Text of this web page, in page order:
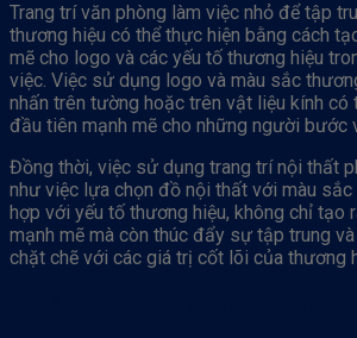
Trang trí văn phòng làm việc nhỏ để tập
thương hiệu có thể thực hiện bằng cách
mẽ cho logo và các yếu tố thương hiệu
việc. Việc sử dụng logo và màu sắc
nhấn trên tường hoặc trên vật liệu kính có
đầu tiên mạnh mẽ cho những người bước
Đồng thời, việc sử dụng trang trí nội thất
như việc lựa chọn đồ nội thất với màu sắc
hợp với yếu tố thương hiệu, không chỉ tạo
mạnh mẽ mà còn thúc đẩy sự tập trung
chặt chẽ với các giá trị cốt lõi của thương